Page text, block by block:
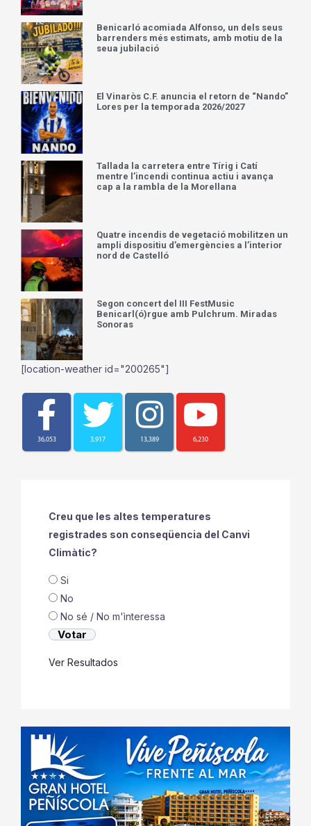
Benicarló acomiada Alfonso, un dels seus
barrenders més estimats, amb motiu de la
seua jubilació
El Vinaròs C.F. anuncia el retorn de “Nando”
Lores per la temporada 2026/2027
Tallada la carretera entre Tírig i Catí
mentre l’incendi continua actiu i avança
cap a la rambla de la Morellana
Quatre incendis de vegetació mobilitzen un
ampli dispositiu d’emergències a l’interior
nord de Castelló
Segon concert del III FestMusic
Benicarl(ó)rgue amb Pulchrum. Miradas
Sonoras
[location-weather id="200265"]
36,053 3,917 13,389 6,230
Creu que les altes temperatures
registrades son conseqüencia del Canvi
Climàtic?
Si
No
No sé / No m'ìnteressa
Ver Resultados